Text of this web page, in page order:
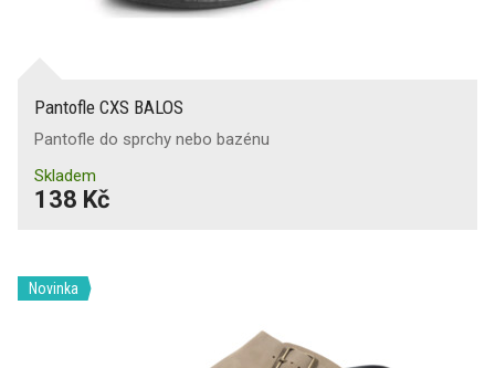
Pantofle CXS BALOS
Pantofle do sprchy nebo bazénu
Skladem
138 Kč
Novinka